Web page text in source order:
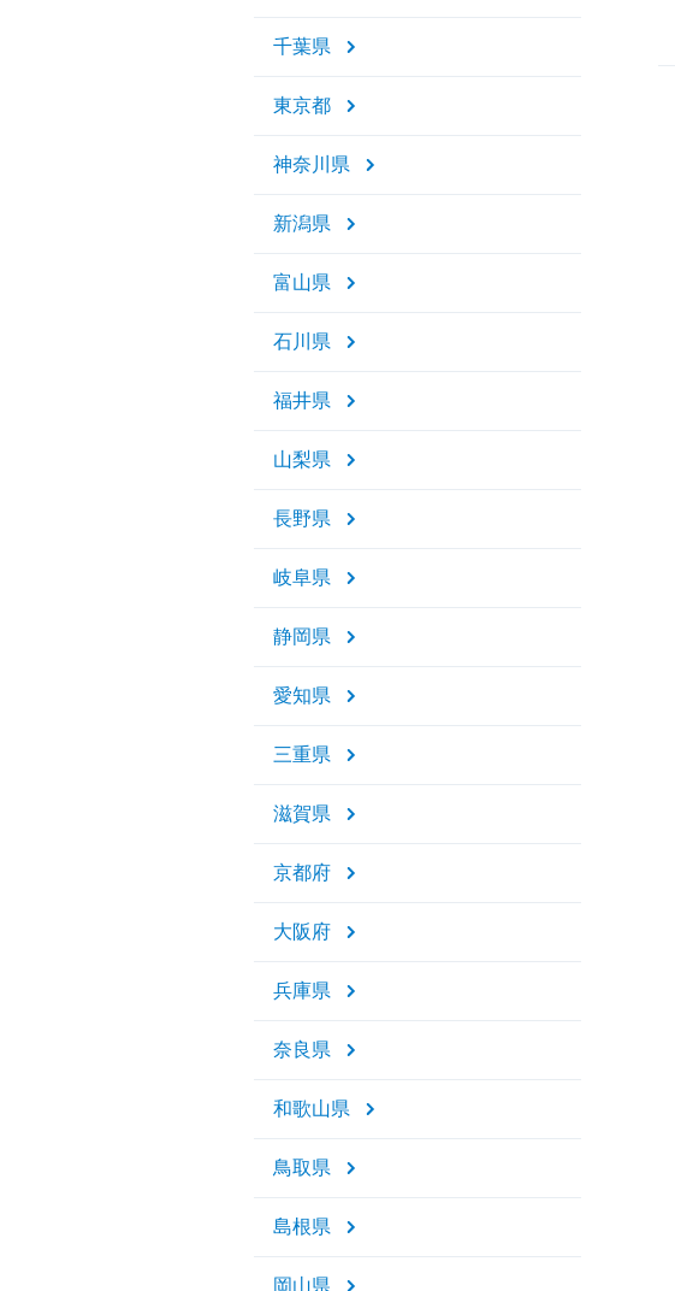
千葉県
東京都
神奈川県
新潟県
富山県
石川県
福井県
山梨県
長野県
岐阜県
静岡県
愛知県
三重県
滋賀県
京都府
大阪府
兵庫県
奈良県
和歌山県
鳥取県
島根県
岡山県